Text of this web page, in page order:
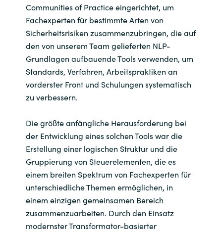
Communities of Practice eingerichtet, um
Fachexperten für bestimmte Arten von
Sicherheitsrisiken zusammenzubringen, die auf
den von unserem Team gelieferten NLP-
Grundlagen aufbauende Tools verwenden, um
Standards, Verfahren, Arbeitspraktiken an
vorderster Front und Schulungen systematisch
zu verbessern.
Die größte anfängliche Herausforderung bei
der Entwicklung eines solchen Tools war die
Erstellung einer logischen Struktur und die
Gruppierung von Steuerelementen, die es
einem breiten Spektrum von Fachexperten für
unterschiedliche Themen ermöglichen, in
einem einzigen gemeinsamen Bereich
zusammenzuarbeiten. Durch den Einsatz
modernster Transformator-basierter